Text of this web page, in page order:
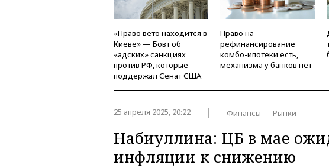
«Право вето находится в
Киеве» — Бовт об
«адских» санкциях
против РФ, которые
поддержал Сенат США
Право на
рефинансирование
комбо-ипотеки есть,
механизма у банков нет
25 апреля 2025, 20:22 Финансы Рынки
Набиуллина: ЦБ в мае
инфляции к снижению